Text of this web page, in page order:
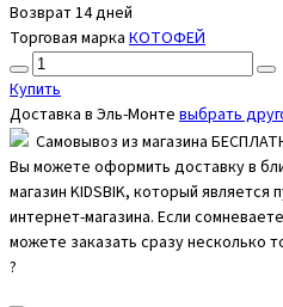
Возврат 14 дней
Торговая марка КОТОФЕЙ
Купить
Доставка в Эль-Монте выбрать
Самовывоз из магазина
Вы можете оформить доставку в
магазин KIDSBIK, который является
интернет-магазина. Если
можете заказать сразу несколько
?